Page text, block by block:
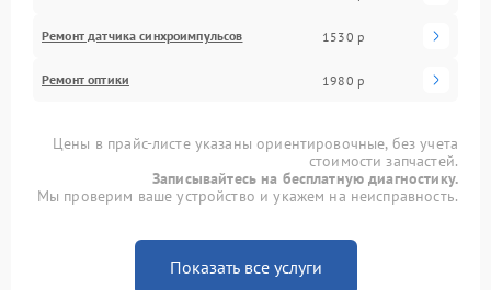
Ремонт датчика синхроимпульсов 1530 р
Ремонт оптики 1980 р
Цены в прайс-листе указаны ориентировочные, без учета
стоимости запчастей.
Записывайтесь на бесплатную диагностику.
Мы проверим ваше устройство и укажем на неисправность.
Показать все услуги